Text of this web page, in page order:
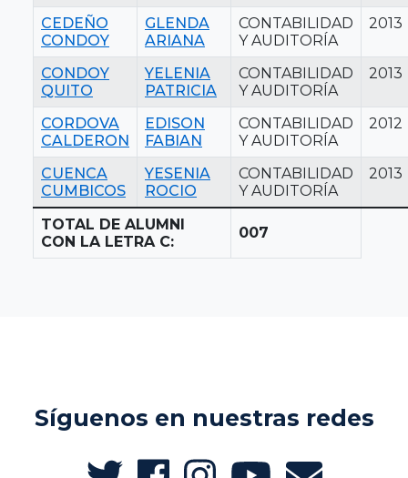
CEDEÑO
CONDOY
GLENDA
ARIANA
CONTABILIDAD
Y AUDITORÍA
2013
CONDOY
QUITO
YELENIA
PATRICIA
CONTABILIDAD
Y AUDITORÍA
2013
CORDOVA
CALDERON
EDISON
FABIAN
CONTABILIDAD
Y AUDITORÍA
2012
CUENCA
CUMBICOS
YESENIA
ROCIO
CONTABILIDAD
Y AUDITORÍA
2013
TOTAL DE ALUMNI
CON LA LETRA C:
007
Síguenos en nuestras redes